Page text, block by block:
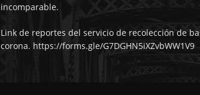
incomparable.
Link de reportes del servicio de recolección de
corona. https://forms.gle/G7DGHN5iXZvbWW1V9